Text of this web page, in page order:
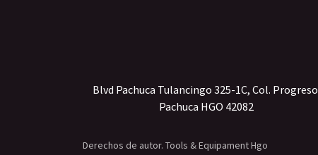
Blvd Pachuca Tulancingo 325-1C, Col. Progreso
Pachuca HGO 42082
Derechos de autor. Tools & Equipament Hgo